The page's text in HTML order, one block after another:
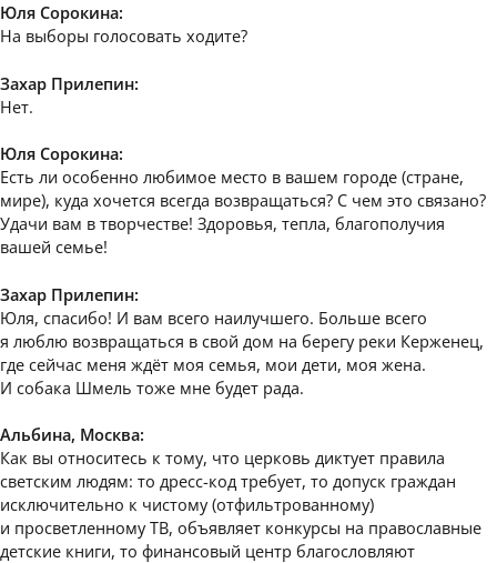
Юля Сорокина:
На выборы голосовать ходите?
Захар Прилепин:
Нет.
Юля Сорокина:
Есть ли особенно любимое место в вашем городе (стране,
мире), куда хочется всегда возвращаться? С чем это связано?
Удачи вам в творчестве! Здоровья, тепла, благополучия
вашей семье!
Захар Прилепин:
Юля, спасибо! И вам всего наилучшего. Больше всего
я люблю возвращаться в свой дом на берегу реки Керженец,
где сейчас меня ждёт моя семья, мои дети, моя жена.
И собака Шмель тоже мне будет рада.
Альбина, Москва:
Как вы относитесь к тому, что церковь диктует правила
светским людям: то дресс-код требует, то допуск граждан
исключительно к чистому (отфильтрованному)
и просветленному ТВ, объявляет конкурсы на православные
детские книги, то финансовый центр благословляют